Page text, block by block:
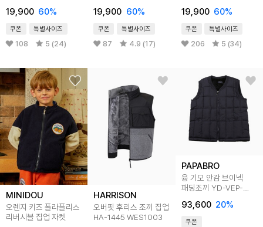
19,900 60%
쿠폰 특별사이즈
108 5 (24)
19,900 60%
쿠폰 특별사이즈
87 4.9 (17)
19,900 60%
쿠폰 특별사이즈
206 5 (34)
MINIDOU
오렌지 키즈 폴라플리스
리버시블 집업 자켓
HARRISON
오버핏 후리스 조끼 집업
HA-1445 WES1003
PAPABRO
융 기모 안감 브이넥
패딩조끼 YD-VEP-
93,600 20%
쿠폰